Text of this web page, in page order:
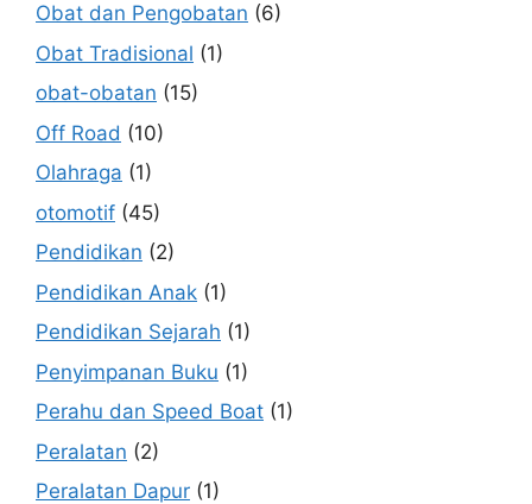
Obat dan Pengobatan (6)
Obat Tradisional (1)
obat-obatan (15)
Off Road (10)
Olahraga (1)
otomotif (45)
Pendidikan (2)
Pendidikan Anak (1)
Pendidikan Sejarah (1)
Penyimpanan Buku (1)
Perahu dan Speed Boat (1)
Peralatan (2)
Peralatan Dapur (1)